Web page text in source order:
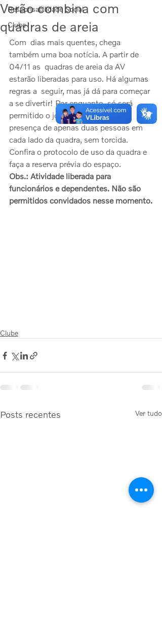
Responsabilidade Social
Clube
Verão combina com
quadras de areia
Com  dias mais quentes, chega
também uma boa notícia. A partir de
04/11 as  quadras de areia da AV
estarão liberadas para uso. Há algumas
regras a  seguir, mas já dá para começar
a se divertir! Por enquanto, só será
permitido o jogo de duplas, com a
presença de apenas duas pessoas em
cada lado da quadra, sem torcida.
Confira o protocolo de uso da quadra e
faça a reserva prévia do espaço.
Obs.: Atividade liberada para
funcionários e dependentes. Não são
permitidos convidados nesse momento.
Clube
Posts recentes Ver tudo